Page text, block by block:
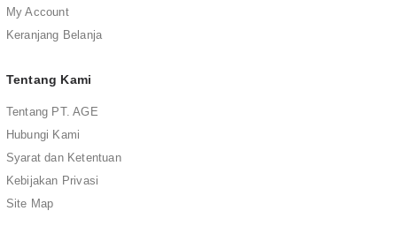
My Account
Keranjang Belanja
Tentang Kami
Tentang PT. AGE
Hubungi Kami
Syarat dan Ketentuan
Kebijakan Privasi
Site Map